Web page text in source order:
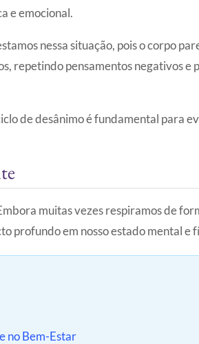
e emocional.
nessa situação, pois o corpo
repetindo pensamentos negativos e
de desânimo é fundamental para
muitas vezes respiramos de
profundo em nosso estado mental e
no Bem-Estar